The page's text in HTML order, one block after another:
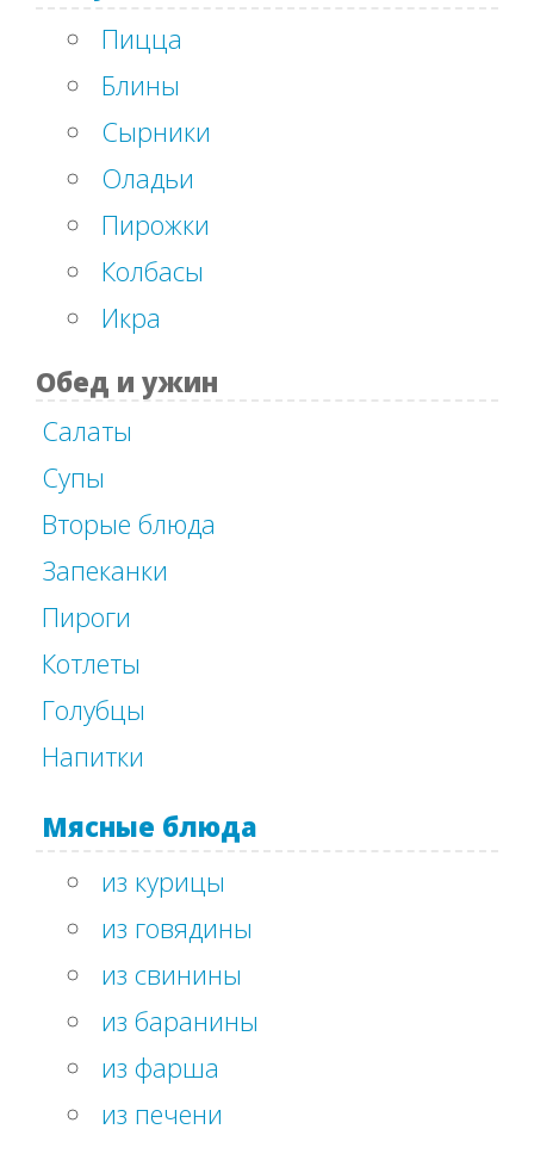
Пицца
Блины
Сырники
Оладьи
Пирожки
Колбасы
Икра
Обед и ужин
Салаты
Супы
Вторые блюда
Запеканки
Пироги
Котлеты
Голубцы
Напитки
Мясные блюда
из курицы
из говядины
из свинины
из баранины
из фарша
из печени